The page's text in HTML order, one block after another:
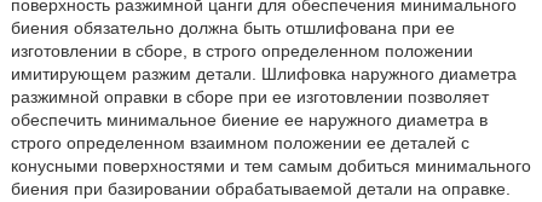
поверхность разжимной цанги для обеспечения минимального
биения обязательно должна быть отшлифована при ее
изготовлении в сборе, в строго определенном положении
имитирующем разжим детали. Шлифовка наружного диаметра
разжимной оправки в сборе при ее изготовлении позволяет
обеспечить минимальное биение ее наружного диаметра в
строго определенном взаимном положении ее деталей с
конусными поверхностями и тем самым добиться минимального
биения при базировании обрабатываемой детали на оправке.